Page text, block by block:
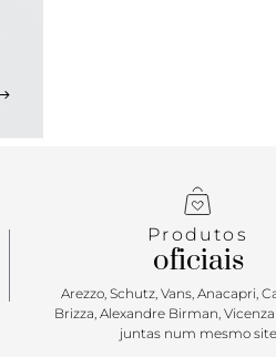
Produtos
oficiais
Arezzo, Schutz, Vans, Anacapri,
Brizza, Alexandre Birman,
juntas num mesmo site